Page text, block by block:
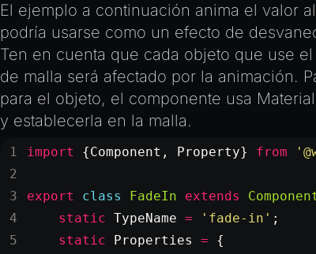
El ejemplo a continuación anima el valor
podría usarse como un efecto de
Ten en cuenta que cada objeto que use
de malla será afectado por la animación.
para el objeto, el componente usa
y establecerla en la malla.
import {Component, Property} from
export class FadeIn extends
    static
TypeName = 'fade-in' ;
    static
Properties = {